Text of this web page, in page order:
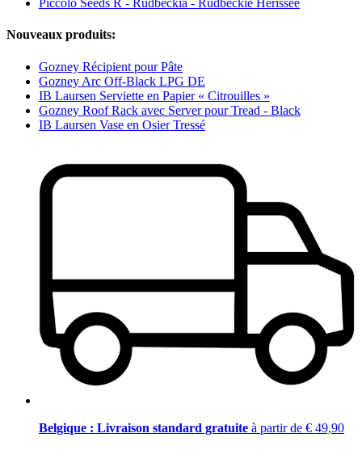
Piccolo Seeds R - Rudbeckia - Rudbeckie Hérissée
Nouveaux produits:
Gozney Récipient pour Pâte
Gozney Arc Off-Black LPG DE
IB Laursen Serviette en Papier « Citrouilles »
Gozney Roof Rack avec Server pour Tread - Black
IB Laursen Vase en Osier Tressé
Belgique : Livraison standard gratuite à partir de € 49,90